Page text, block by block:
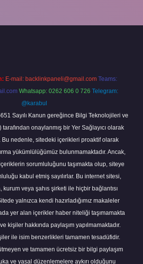
E-mail: backlinkpaneli@gmail.com Teams:
Whatsapp: 0262 606 0 726 Telegram:
@karabul
Sayılı Kanun gereğince Bilgi Teknolojileri ve
tarafından onaylanmış bir Yer Sağlayıcı olarak
Bu nedenle, sitedeki içerikleri proaktif olarak
yükümlülüğümüz bulunmamaktadır. Ancak,
sorumluluğunu taşımakta olup, siteye
kabul etmiş sayılırlar. Bu internet sitesi,
kurum veya şahıs şirketi ile hiçbir bağlantısı
yalnızca kendi hazırladığımız makaleler
yer alan içerikler haber niteliği taşımamakta
kişiler hakkında paylaşım yapılmamaktadır.
ile isim benzerlikleri tamamen tesadüfidir.
ve tamamen ücretsiz bir bilgi paylaşım
ve yasal düzenlemelere aykırı olduğunu